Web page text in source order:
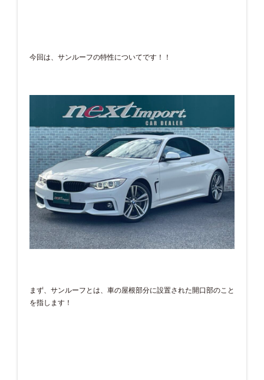
今回は、サンルーフの特性についてです！！
まず、サンルーフとは、車の屋根部分に設置された開口部のこと
を指します！